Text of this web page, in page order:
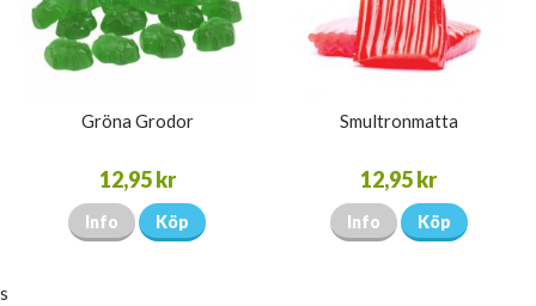
Gröna Grodor
12,95 kr
Info Köp
Smultronmatta
12,95 kr
Info Köp
s